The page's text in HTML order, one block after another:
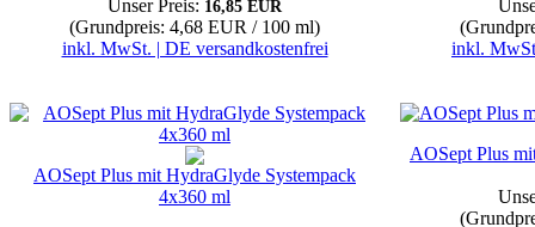
Unser Preis: 16,85 EUR
(Grundpreis: 4,68 EUR / 100 ml)
inkl. MwSt. | DE versandkostenfrei
inkl.
AOSept Plus mit HydraGlyde Systempack
4x360 ml
AOSept Plus